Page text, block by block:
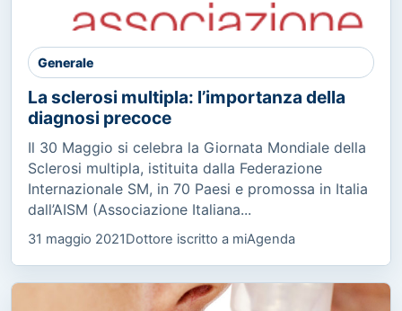
Generale
La sclerosi multipla: l’importanza della
diagnosi precoce
Il 30 Maggio si celebra la Giornata Mondiale della
Sclerosi multipla, istituita dalla Federazione
Internazionale SM, in 70 Paesi e promossa in Italia
dall’AISM (Associazione Italiana...
31 maggio 2021Dottore iscritto a miAgenda